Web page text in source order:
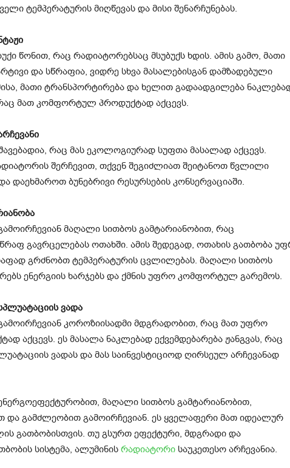
ტემპერატურის მიღწევას და მისი შენარჩუნებას.
წონით, რაც რადიატორებსაც მსუბუქს ხდის. ამის გამო, მათი
და სწრაფია, ვიდრე სხვა მასალებისგან დამზადებული
მათი ტრანსპორტირება და ხელით გადაადგილება
მათ კომფორტულ პროდუქტად აქცევს.
რაც მას ეკოლოგიურად სუფთა მასალად აქცევს.
შერჩევით, თქვენ შეგიძლიათ შეიტანოთ წვლილი
დაეხმაროთ ბუნებრივი რესურსების კონსერვაციაში.
მაღალი სითბოს გამტარიანობით, რაც
გავრცელებას ოთახში. ამის შედეგად, ოთახის გათბობა
გრძნობთ ტემპერატურის ცვლილებას. მაღალი სითბოს
ენერგიის ხარჯებს და ქმნის უფრო კომფორტულ გარემოს.
ვადა
კოროზიისადმი მდგრადობით, რაც მათ უფრო
აქცევს. ეს მასალა ნაკლებად ექვემდებარება ჟანგვას, რაც
ვადას და მას საინვესტიციოდ ღირსეულ არჩევანად
მაღალი სითბოს გამტარიანობით,
და გამძლეობით გამოირჩევიან. ეს ყველაფერი მათ იდეალურ
გათბობისთვის. თუ გსურთ ეფექტური, მდგრადი და
სისტემა, ალუმინისრადიატორი საუკეთესო არჩევანია.